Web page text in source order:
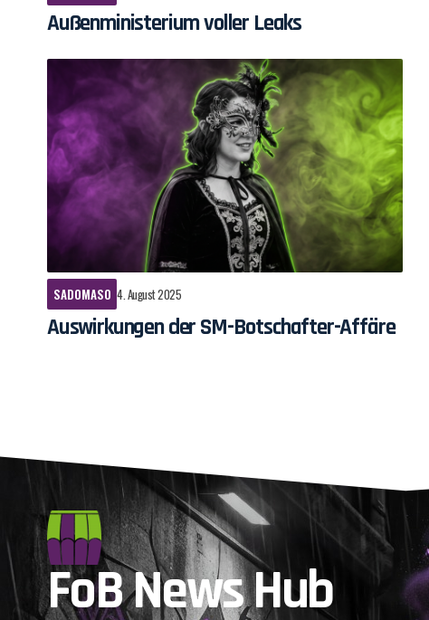
Außenministerium voller Leaks
SADOMASO 4. August 2025
Auswirkungen der SM-Botschafter-Affäre
FoB News Hub